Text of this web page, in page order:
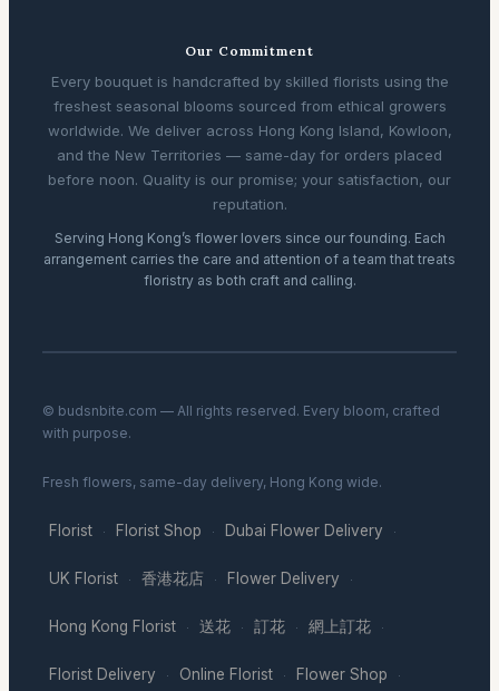
Our Commitment
Every bouquet is handcrafted by skilled florists using the
freshest seasonal blooms sourced from ethical growers
worldwide. We deliver across Hong Kong Island, Kowloon,
and the New Territories — same-day for orders placed
before noon. Quality is our promise; your satisfaction, our
reputation.
Serving Hong Kong’s flower lovers since our founding. Each
arrangement carries the care and attention of a team that treats
floristry as both craft and calling.
© budsnbite.com — All rights reserved. Every bloom, crafted
with purpose.
Fresh flowers, same-day delivery, Hong Kong wide.
Florist · Florist Shop · Dubai Flower Delivery ·
UK Florist · 香港花店 · Flower Delivery ·
Hong Kong Florist · 送花 · 訂花 · 網上訂花 ·
Florist Delivery · Online Florist · Flower Shop ·